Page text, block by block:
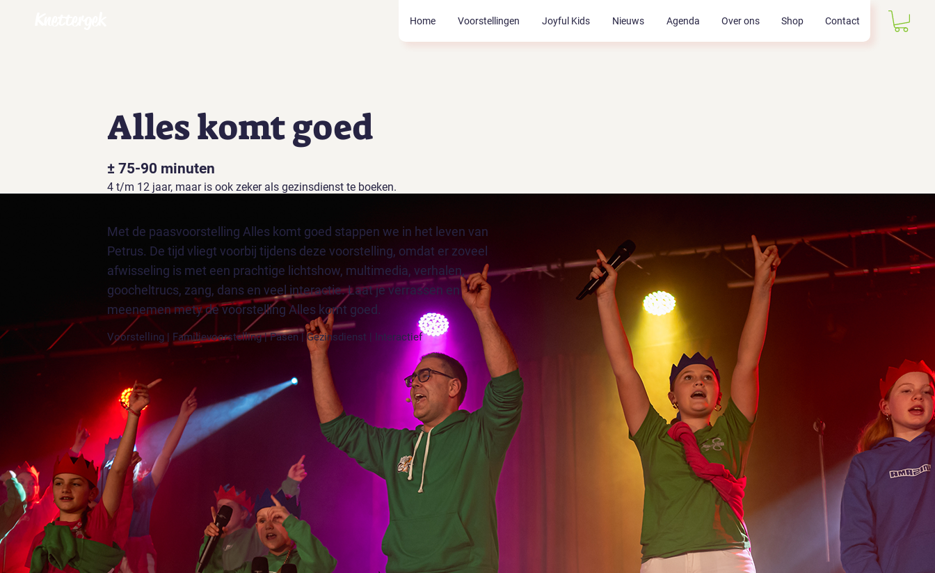
Home Voorstellingen Joyful Kids Nieuws Agenda Over ons Shop Contact
Alles komt goed
± 75-90 minuten
4 t/m 12 jaar, maar is ook zeker als gezinsdienst te boeken.
Met de paasvoorstelling Alles komt goed stappen we in het leven van
Petrus. De tijd vliegt voorbij tijdens deze voorstelling, omdat er zoveel
afwisseling is met een prachtige lichtshow, multimedia, verhalen,
goocheltrucs, zang, dans en veel interactie. Laat je verrassen en
meenemen mety de voorstelling Alles komt goed.
Voorstelling | Familievoorstelling | Pasen | Gezinsdienst | Interactief